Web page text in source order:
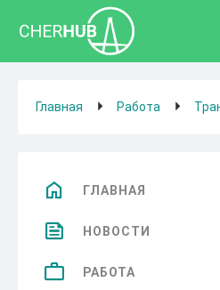
Главная Работа
ГЛАВНАЯ
НОВОСТИ
Общество
РАБОТА